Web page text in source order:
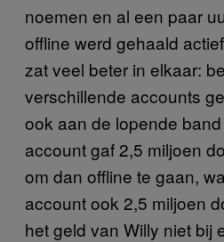
noemen en al een paar
offline werd gehaald
zat veel beter in elkaar:
verschillende accounts
ook aan de lopende
account gaf 2,5 miljoen
om dan offline te gaan,
account ook 2,5 miljoen
het geld van Willy niet bij